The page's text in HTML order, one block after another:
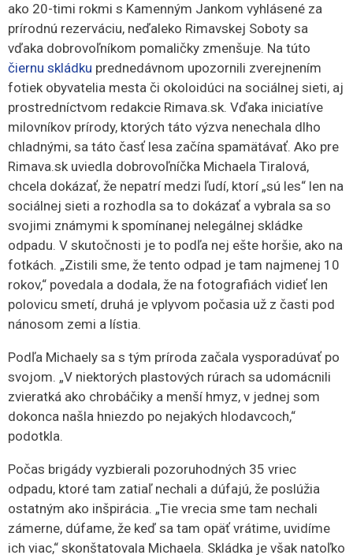
ako 20-timi rokmi s Kamenným Jankom vyhlásené za
prírodnú rezerváciu, neďaleko Rimavskej Soboty sa
vďaka dobrovoľníkom pomaličky zmenšuje. Na túto
čiernu skládku prednedávnom upozornili zverejnením
fotiek obyvatelia mesta či okoloidúci na sociálnej sieti, aj
prostredníctvom redakcie Rimava.sk. Vďaka iniciatíve
milovníkov prírody, ktorých táto výzva nenechala dlho
chladnými, sa táto časť lesa začína spamätávať. Ako pre
Rimava.sk uviedla dobrovoľníčka Michaela Tiralová,
chcela dokázať, že nepatrí medzi ľudí, ktorí „sú les“ len na
sociálnej sieti a rozhodla sa to dokázať a vybrala sa so
svojimi známymi k spomínanej nelegálnej skládke
odpadu. V skutočnosti je to podľa nej ešte horšie, ako na
fotkách. „Zistili sme, že tento odpad je tam najmenej 10
rokov,“ povedala a dodala, že na fotografiách vidieť len
polovicu smetí, druhá je vplyvom počasia už z časti pod
nánosom zemi a lístia.
Podľa Michaely sa s tým príroda začala vysporadúvať po
svojom. „V niektorých plastových rúrach sa udomácnili
zvieratká ako chrobáčiky a menší hmyz, v jednej som
dokonca našla hniezdo po nejakých hlodavcoch,“
podotkla.
Počas brigády vyzbierali pozoruhodných 35 vriec
odpadu, ktoré tam zatiaľ nechali a dúfajú, že poslúžia
ostatným ako inšpirácia. „Tie vrecia sme tam nechali
zámerne, dúfame, že keď sa tam opäť vrátime, uvidíme
ich viac,“ skonštatovala Michaela. Skládka je však natoľko